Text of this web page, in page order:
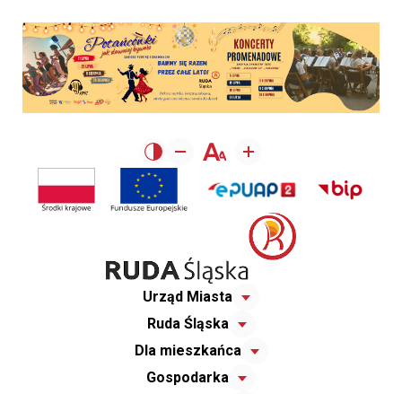
Urząd Miasta
Ruda Śląska
Dla mieszkańca
Gospodarka